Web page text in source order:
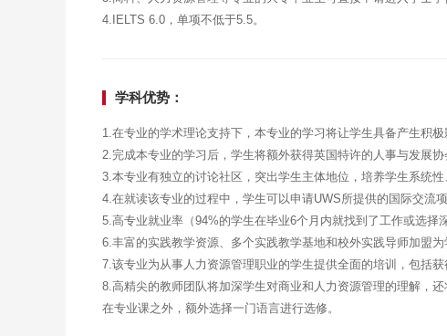
4.IELTS 6.0，单项不低于5.5。
学科优势：
1.在专业的学术理论支持下，本专业的学习将让学生具备产生积
2.完成本专业的学习后，学生将额外获得英国特许的人事与发展协
3.本专业有独立的讨论社区，突出学生主体地位，培养学生系统
4.在就读该专业的过程中，学生可以申请UWS所提供的国际交流
5.高专业就业率（94%的学生在毕业6个月内就找到了工作或选择
6.丰富的实践教学资源、多个实践教学基地和校外实践导师加盟为
7.该专业为从事人力资源管理职业的学生提供全面的培训，包括
8.高精尖的教师团队将加深学生对商业和人力资源管理的理解，
在专业课之外，额外选择一门语言进行选修。